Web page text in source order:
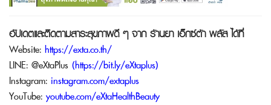
อัปเดตและติดตามสาระสุขภาพดี ๆ จากร้านยา เอ็กซ์ต้า พลัสได้ที่
Website: https://exta.co.th/
LINE: @eXtaPlus (https://bit.ly/eXtaplus)
Instagram: instagram.com/extaplus
YouTube: youtube.com/eXtaHealthBeauty